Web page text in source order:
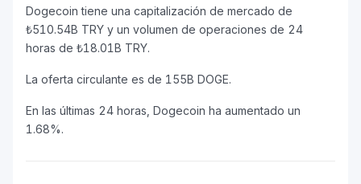
Dogecoin tiene una capitalización de mercado de
₺510.54B TRY y un volumen de operaciones de 24
horas de ₺18.01B TRY.
La oferta circulante es de 155B DOGE.
En las últimas 24 horas, Dogecoin ha aumentado un
1.68%.